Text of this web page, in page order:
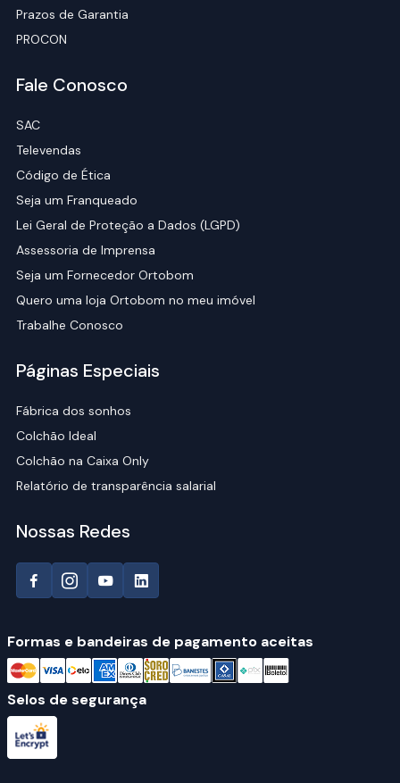
Prazos de Garantia
PROCON
Fale Conosco
SAC
Televendas
Código de Ética
Seja um Franqueado
Lei Geral de Proteção a Dados (LGPD)
Assessoria de Imprensa
Seja um Fornecedor Ortobom
Quero uma loja Ortobom no meu imóvel
Trabalhe Conosco
Páginas Especiais
Fábrica dos sonhos
Colchão Ideal
Colchão na Caixa Only
Relatório de transparência salarial
Nossas Redes
Formas e bandeiras de pagamento aceitas
Selos de segurança